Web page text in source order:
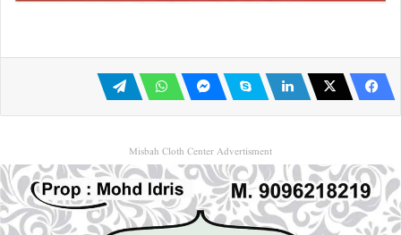
Misbah Cloth Center Advertisment